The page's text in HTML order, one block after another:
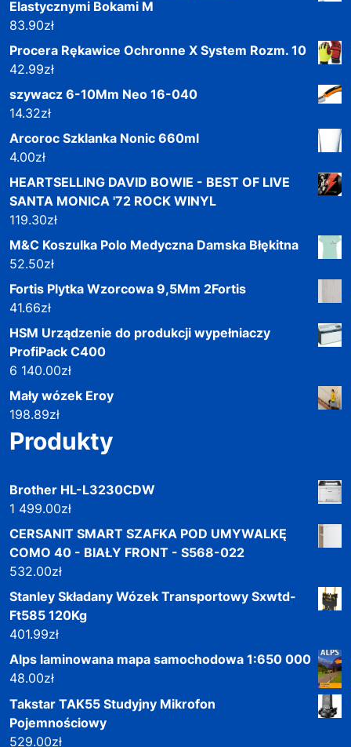
Elastycznymi Bokami M
83.90zł
Procera Rękawice Ochronne X System Rozm. 10
42.99zł
szywacz 6-10Mm Neo 16-040
14.32zł
Arcoroc Szklanka Nonic 660ml
4.00zł
HEARTSELLING DAVID BOWIE - BEST OF LIVE
SANTA MONICA '72 ROCK WINYL
119.30zł
M&C Koszulka Polo Medyczna Damska Błękitna
52.50zł
Fortis Plytka Wzorcowa 9,5Mm 2Fortis
41.66zł
HSM Urządzenie do produkcji wypełniaczy
ProfiPack C400
6 140.00zł
Mały wózek Eroy
198.89zł
Produkty
Brother HL-L3230CDW
1 499.00zł
CERSANIT SMART SZAFKA POD UMYWALKĘ
COMO 40 - BIAŁY FRONT - S568-022
532.00zł
Stanley Składany Wózek Transportowy Sxwtd-
Ft585 120Kg
401.99zł
Alps laminowana mapa samochodowa 1:650 000
48.00zł
Takstar TAK55 Studyjny Mikrofon
Pojemnościowy
529.00zł